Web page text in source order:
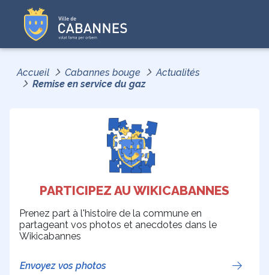
Accueil Cabannes bouge
Actualités
Remise en service du gaz
PARTICIPEZ AU WIKICABANNES
Prenez part à l'histoire de la commune en
partageant vos photos et anecdotes dans le
Wikicabannes
Envoyez vos photos